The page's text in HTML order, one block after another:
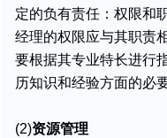
定的负有责任：权限和
经理的权限应与其职责
要根据其专业特长进行
历知识和经验方面的必
(2)资源管理